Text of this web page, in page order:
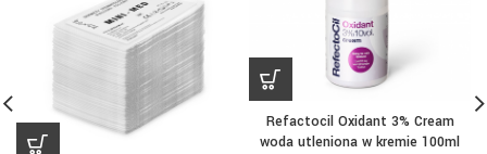
Refactocil Oxidant 3% Cream
woda utleniona w kremie 100ml